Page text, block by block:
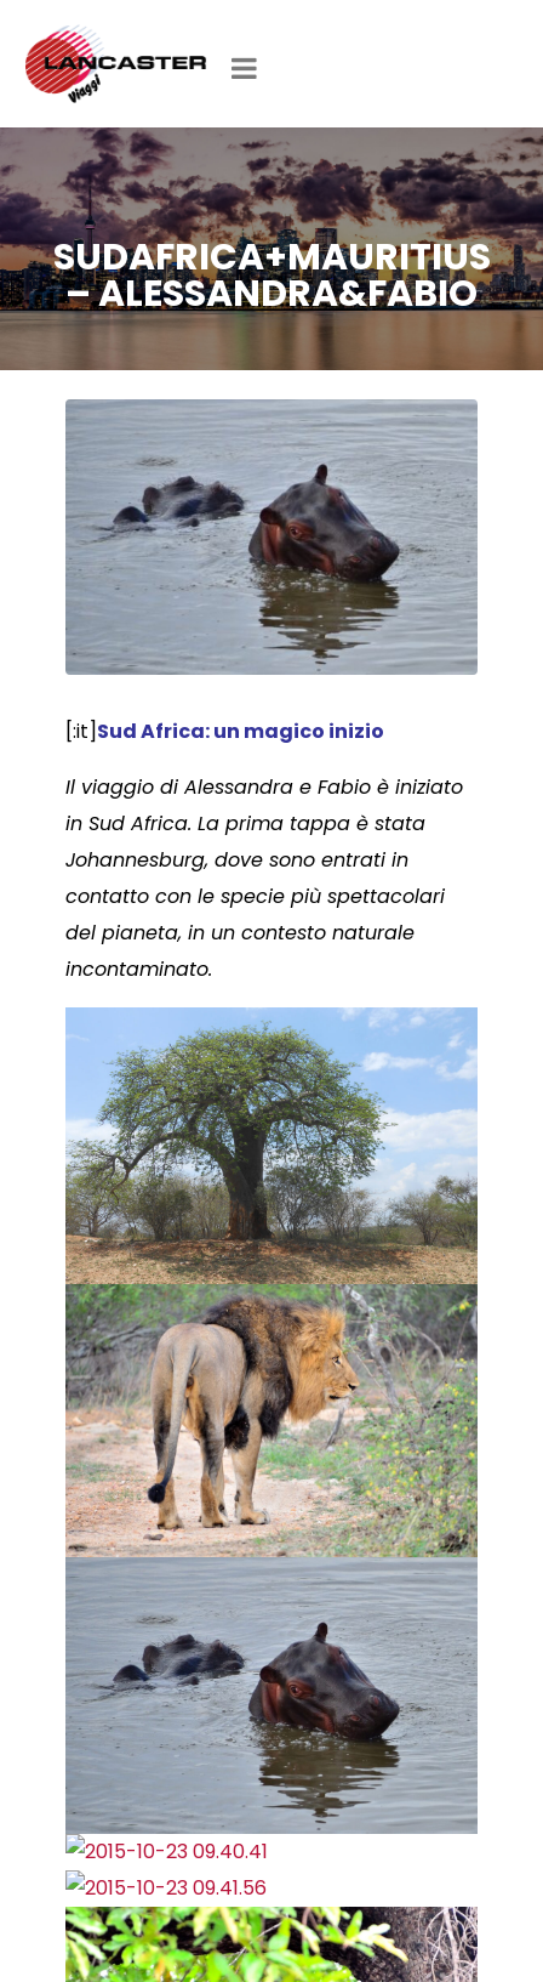
SUDAFRICA+MAURITIUS
– ALESSANDRA&FABIO
[:it]Sud Africa: un magico inizio
Il viaggio di Alessandra e Fabio è iniziato
in Sud Africa. La prima tappa è stata
Johannesburg, dove sono entrati in
contatto con le specie più spettacolari
del pianeta, in un contesto naturale
incontaminato.